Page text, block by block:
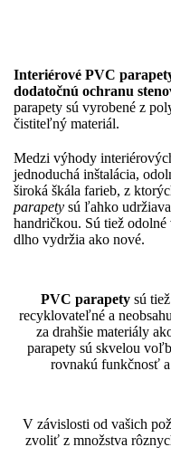
Interiérové PVC
dodatočnú ochranu
parapety sú vyrobené z
čistiteľný materiál.
Medzi výhody
jednoduchá inštalácia,
široká škála farieb, z
parapety sú ľahko
handričkou. Sú tiež
dlho vydržia ako nové.
PVC parapety sú
recyklovateľné a
za drahšie materiály
parapety sú skvelou
rovnakú funkčnosť
V závislosti od vašich
zvoliť z množstva